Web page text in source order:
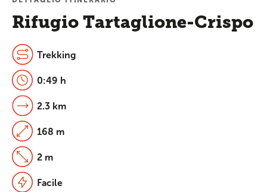
Rifugio Tartaglione-Crispo
Trekking
0:49 h
2.3 km
168 m
2 m
Facile